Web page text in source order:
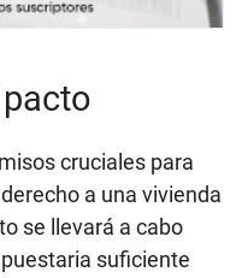
cruciales para
a una vivienda
se llevará a cabo
suficiente